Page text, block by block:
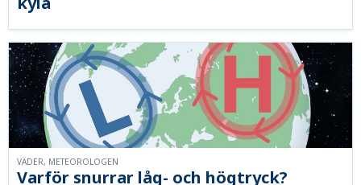
Varför snurrar låg- och högtryck?
VÄDER, METEOROLOGEN